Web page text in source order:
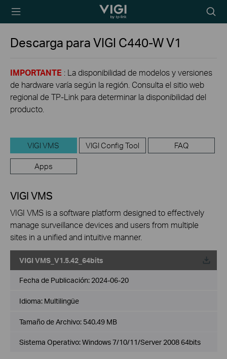
TP-Link, Reliably
icon
Descarga paraVIGI C440-WV1
IMPORTANTE : La disponibilidad de modelos y versiones
de hardware varía según la región. Consulta el sitio web
regional de TP-Link para determinar la disponibilidad del
producto.
VIGI VMS VIGI Config Tool FAQ
Apps
VIGI VMS
VIGI VMS is a software platform designed to effectively
manage surveillance devices and users from multiple
sites in a unified and intuitive manner.
VIGI VMS_V1.5.42_64bits
Fecha de Publicación: 2024-06-20
Idioma: Multilingüe
Tamaño de Archivo: 540.49 MB
Sistema Operativo: Windows 7/10/11/Server 2008 64bits